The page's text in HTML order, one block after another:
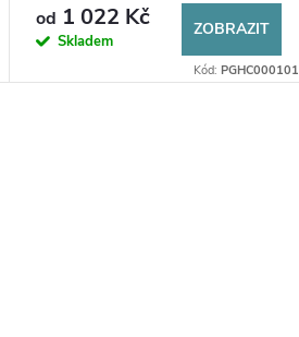
od 1 022 Kč
Skladem
ZOBRAZIT
Kód: PGHC000101